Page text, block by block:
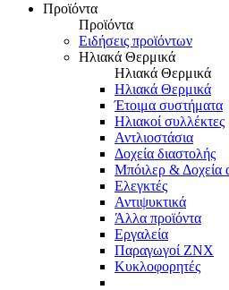
Προϊόντα
Προϊόντα
Ειδήσεις προϊόντων
Ηλιακά Θερμικά
Ηλιακά Θερμικά
Ηλιακά Θερμικά
Έτοιμα συστήματα
Ηλιακοί συλλέκτες
Αντλιοστάσια
Δοχεία διαστολής
Μπόιλερ & Δοχεία
Ελεγκτές
Αντιψυκτικά
Άλλα προϊόντα
Εργαλεία
Παραγωγοί ΖΝΧ
Κυκλοφορητές